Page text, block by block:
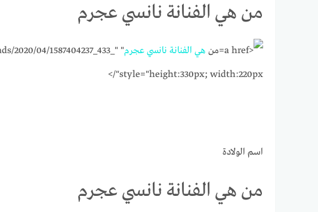
من هي الفنانة نانسي عجرم
من هي الفنانة نانسي عجرم 04/1587404237_433_"
style="height:330px; width:220px"/>
اسم الولادة
من هي الفنانة نانسي عجرم